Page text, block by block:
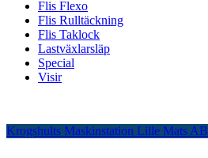
Flis Flexo
Flis Rulltäckning
Flis Taklock
Lastväxlarsläp
Special
Visir
Krogshults Maskinstation Lille Mats AB